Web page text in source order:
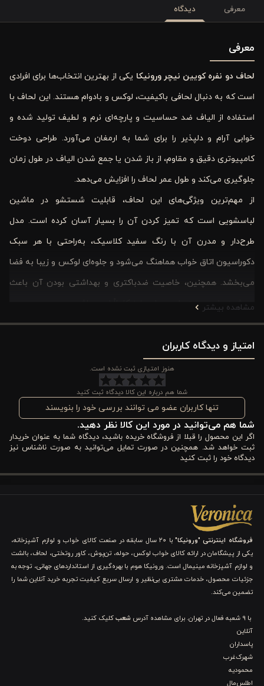
معرفی دیدگاه
معرفی
لحاف دو نفره کویین نیچر ورونیکا یکی از بهترین انتخاب‌ها برای افرادی
است که به دنبال لحافی باکیفیت، لوکس و بادوام هستند. این لحاف با
استفاده از الیاف ضد حساسیت و پارچه‌ای نرم و لطیف تولید شده و
خوابی آرام و دلپذیر را برای شما به ارمغان می‌آورد. طراحی دوخت
کامپیوتری دقیق و مقاوم، از باز شدن یا جمع شدن الیاف در طول زمان
جلوگیری می‌کند و طول عمر لحاف را افزایش می‌دهد.
از مهم‌ترین ویژگی‌های این لحاف، قابلیت شستشو در ماشین
لباسشویی است که تمیز کردن آن را بسیار آسان کرده است. مدل
طرح‌دار و مدرن آن با رنگ سفید کلاسیک، به‌راحتی با هر سبک
دکوراسیون اتاق خواب هماهنگ می‌شود و جلوه‌ای لوکس و زیبا به فضا
می‌بخشد. همچنین، خاصیت ضدباکتری و بهداشتی بودن آن باعث
می‌شود برای پوست‌های حساس نیز کاملاً ایمن باشد.
لحاف دو نفره کویین نیچر ورونیکا را می‌توان به‌صورت تکی یا همراه با
کاور و ست بالشت نیچر استفاده کرد تا زیبایی و هماهنگی اتاق خواب
شما دوچندان شود. اگر به دنبال ترکیبی از سبک، کیفیت، راحتی و
طراحی مدرن هستید، این لحاف یکی از بهترین گزینه‌های موجود در
مشخصات لحاف دو نفره کویین نیچر ورونیکا
لحاف دو نفره کویین نیچر ورونیکا با طراحی زیبا و کیفیتی بی‌نظیر،
پنبه طبیعی تهیه شده که کاملاً تنفس‌پذیر و ضد حساسیت است و
خوابی آرام و سالم را فراهم می‌کند. در بخش داخلی، از الیاف میکروژل
سبک و نرم استفاده شده که حس لطافت پر طبیعی را ایجاد کرده و در
عین حال مانع تجمع باکتری‌ها می‌شود.
دوخت کامپیوتری دقیق و مقاوم باعث افزایش دوام و جلوگیری از باز
مناسب است. از نظر شستشو نیز، می‌توان آن را به‌راحتی در ماشین
مشاهده بیشتر
امتیاز و دیدگاه کاربران
هنوز امتیازی ثبت نشده است.
شما هم درباره این کالا دیدگاه ثبت کنید
تنها کاربران عضو می توانند بررسی خود را بنویسند
شما هم می‌توانید در مورد این کالا نظر دهید.
اگر این محصول را قبلا از فروشگاه خریده باشید، دیدگاه شما به عنوان خریدار
ثبت خواهد شد. همچنین در صورت تمایل می‌توانید به صورت ناشناس نیز
دیدگاه خود را ثبت کنید
فروشگاه اینترنتی "ورونیکا"
با ۲۰ سال سابقه در صنعت کالای خواب و لوازم آشپزخانه،
یکی از پیشگامان در ارائه کالای خواب لوکس، حوله، تن‌پوش، کاور روتختی، لحاف، بالشت
و لوازم آشپزخانه مینیمال است. ورونیکا هوم با بهره‌گیری از استانداردهای جهانی، توجه به
جزئیات محصول، خدمات مشتری بی‌نظیر و ارسال سریع کیفیت تجربه خرید آنلاین شما را
تضمین می‌کند.
با 9 شعبه فعال در تهران. برای مشاهده آدرس شعبکلیک کنید.
آنلاین
پاسداران
شهرک‌غرب
محمودیه
اطلس‌مال